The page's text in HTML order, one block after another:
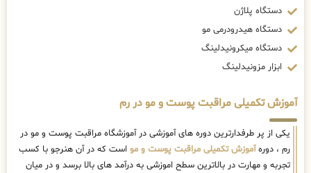
دستگاه پلاژن
دستگاه هیدرودرمی مو
دستگاه میکرونیدلینگ
ابزار مزونیدلینگ
آموزش تکمیلی مراقبت پوست و مو در رم
یکی از پر طرفدارترین دوره های آموزشی در آموزشگاه مراقبت پوست و مو در
رم ، دورهآموزش تکمیلی مراقبت پوست و مو است که در آن هنرجو با کسب
تجربه و مهارت در بالاترین سطح اموزشی به درآمد های بالا برسد و در میان